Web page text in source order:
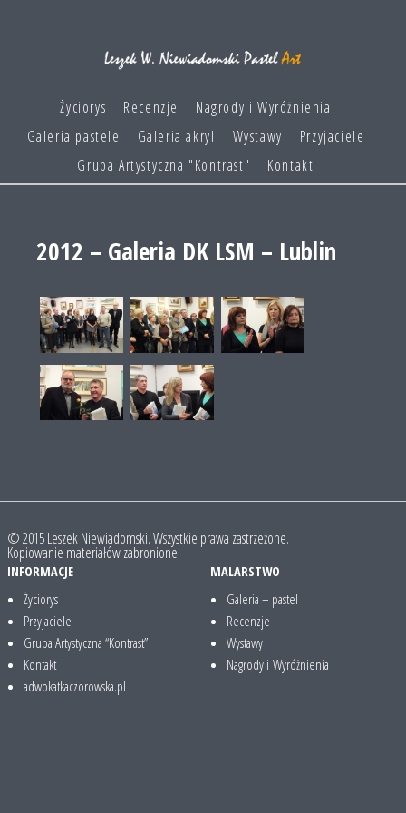
Życiorys Recenzje
Nagrody i Wyróżnienia
Galeria pastele
Galeria akryl Wystawy
Przyjaciele
Grupa Artystyczna "Kontrast"
Kontakt
2012 – Galeria DK LSM – Lublin
© 2015 Leszek Niewiadomski. Wszystkie prawa zastrzeżone.
Kopiowanie materiałów zabronione.
INFORMACJE
Życiorys
Przyjaciele
Grupa Artystyczna “Kontrast”
Kontakt
adwokatkaczorowska.pl
MALARSTWO
Galeria – pastel
Recenzje
Wystawy
Nagrody i Wyróżnienia